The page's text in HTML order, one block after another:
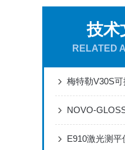
技术
RELATED